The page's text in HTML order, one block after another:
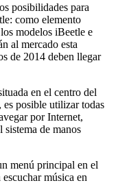
posibilidades para
como elemento
modelos iBeetle e
al mercado esta
de 2014 deben llegar
en el centro del
posible utilizar todas
por Internet,
de manos
menú principal en el
música en